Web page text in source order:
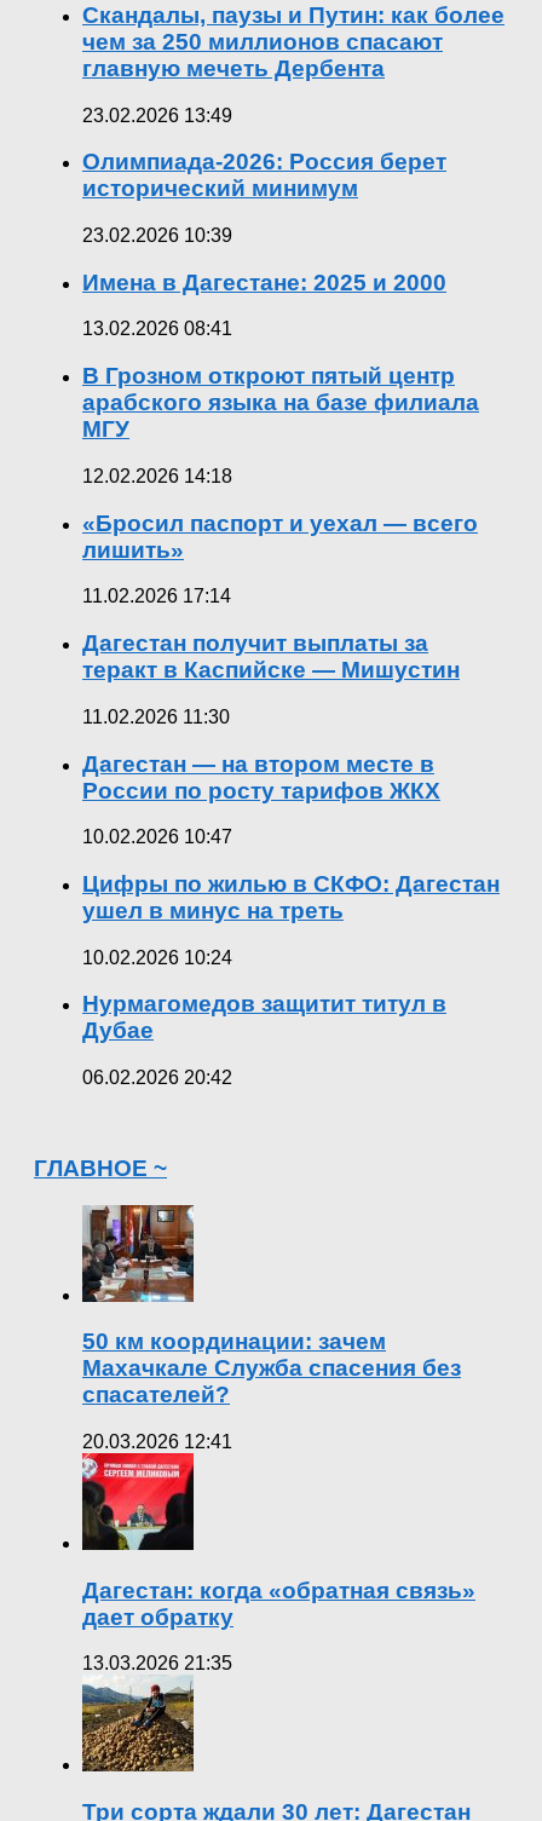
Скандалы, паузы и Путин: как более
чем за 250 миллионов спасают
главную мечеть Дербента
23.02.2026 13:49
Олимпиада-2026: Россия берет
исторический минимум
23.02.2026 10:39
Имена в Дагестане: 2025 и 2000
13.02.2026 08:41
В Грозном откроют пятый центр
арабского языка на базе филиала
МГУ
12.02.2026 14:18
«Бросил паспорт и уехал — всего
лишить»
11.02.2026 17:14
Дагестан получит выплаты за
теракт в Каспийске — Мишустин
11.02.2026 11:30
Дагестан — на втором месте в
России по росту тарифов ЖКХ
10.02.2026 10:47
Цифры по жилью в СКФО: Дагестан
ушел в минус на треть
10.02.2026 10:24
Нурмагомедов защитит титул в
Дубае
06.02.2026 20:42
ГЛАВНОЕ ~
50 км координации: зачем
Махачкале Служба спасения без
спасателей?
20.03.2026 12:41
Дагестан: когда «обратная связь»
дает обратку
13.03.2026 21:35
Три сорта ждали 30 лет: Дагестан